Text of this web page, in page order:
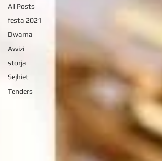
All Posts
festa 2021
Dwarna
Avvizi
storja
Sejhiet
Tenders